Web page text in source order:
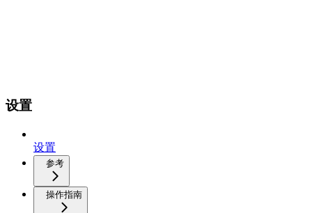
设置
设置
参考
操作指南